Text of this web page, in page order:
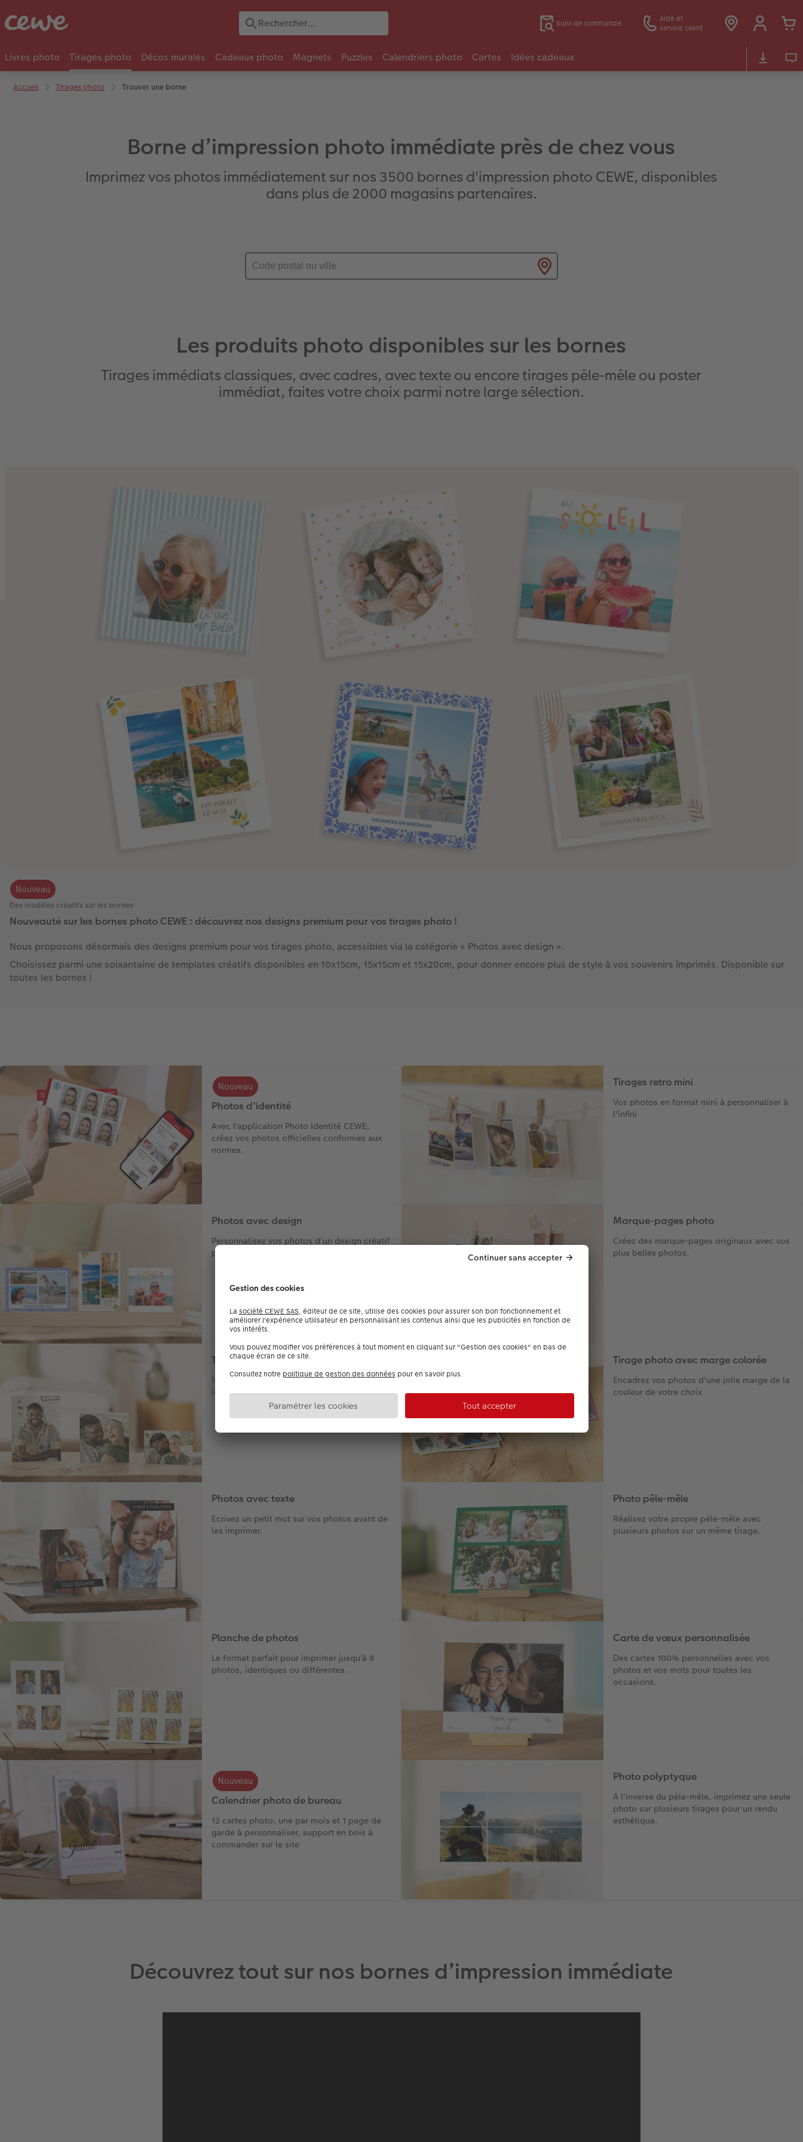
Suivi de commande
Aide et
service client
Livres photo Tirages photo Décos murales Cadeaux photo Magnets Puzzles Calendriers photo Cartes Idées cadeaux
Accueil Tirages photo Trouver une borne
Borne d’impression photo immédiate près de chez vous
Imprimez vos photos immédiatement sur nos 3500 bornes d'impression photo CEWE, disponibles
dans plus de 2000 magasins partenaires.
Les produits photo disponibles sur les bornes
Tirages immédiats classiques, avec cadres, avec texte ou encore tirages pêle-mêle ou poster
immédiat, faites votre choix parmi notre large sélection.
Nouveau
Des modèles créatifs sur les bornes
Nouveauté sur les bornes photo CEWE : découvrez nos designs premium pour vos tirages photo !
Nous proposons désormais des designs premium pour vos tirages photo, accessibles via la catégorie « Photos avec design ».
Choisissez parmi une soixantaine de templates créatifs disponibles en 10x15cm, 15x15cm et 15x20cm, pour donner encore plus de style à vos souvenirs imprimés. Disponible sur
toutes les bornes !
Photos d’identité
Avec l'application Photo Identité CEWE,
créez vos photos officielles conformes aux
normes.
Nouveau Tirages retro mini
Vos photos en format mini à personnaliser à
l'infini
Photos avec design
Personnalisez vos photos d'un design créatif
pour les mettre en valeur.
Marque-pages photo
Créez des marque-pages originaux avec vos
plus belles photos.
Tirage photo
Imprimez vos plus beaux moments
instantanément.
Tirage photo avec marge colorée
Encadrez vos photos d'une jolie marge de la
couleur de votre choix
Photos avec texte
Ecrivez un petit mot sur vos photos avant de
les imprimer.
Photo pêle-mêle
Réalisez votre propre pêle-mêle avec
plusieurs photos sur un même tirage.
Planche de photos
Le format parfait pour imprimer jusqu'à 8
photos, identiques ou différentes.
Carte de vœux personnalisée
Des cartes 100% personnelles avec vos
photos et vos mots pour toutes les
occasions.
Calendrier photo de bureau
12 cartes photo, une par mois et 1 page de
garde à personnaliser, support en bois à
commander sur le site
Nouveau Photo polyptyque
A l'inverse du pêle-mêle, imprimez une seule
photo sur plusieurs tirages pour un rendu
esthétique.
Découvrez tout sur nos bornes d’impression immédiate